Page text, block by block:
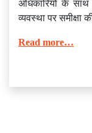
अधिकारियों के
व्‍यवस्‍था पर समीक्षा
Read more…